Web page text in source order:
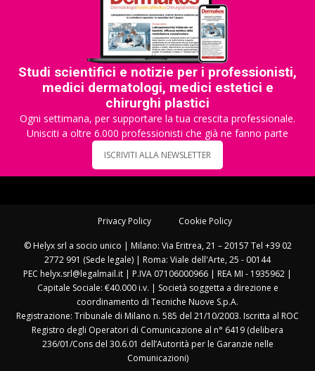
Studi scientifici e notizie per i professionisti,
medici dermatologi, medici estetici e
chirurghi plastici
Ogni settimana, per supportare la tua crescita professionale.
Unisciti a oltre 6.000 professionisti che già ne fanno parte
ISCRIVITI ALLA NEWSLETTER
Privacy Policy Cookie Policy
© Helyx srl a socio unico | Milano: Via Eritrea, 21 – 20157 Tel +39 02
2772 991 (Sede legale) | Roma: Viale dell'Arte, 25 - 00144
PEC helyx.srl@legalmail.it | P.IVA 07106000966 | REA MI - 1935962 |
Capitale Sociale: €40.000 i.v. | Società soggetta a direzione e
coordinamento di Tecniche Nuove S.p.A.
Registrazione: Tribunale di Milano n. 585 del 21/10/2003. Iscritta al ROC
Registro degli Operatori di Comunicazione al n° 6419 (delibera
236/01/Cons del 30.6.01 dell’Autorità per le Garanzie nelle
Comunicazioni)